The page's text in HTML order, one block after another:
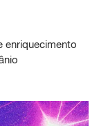
enriquecimento